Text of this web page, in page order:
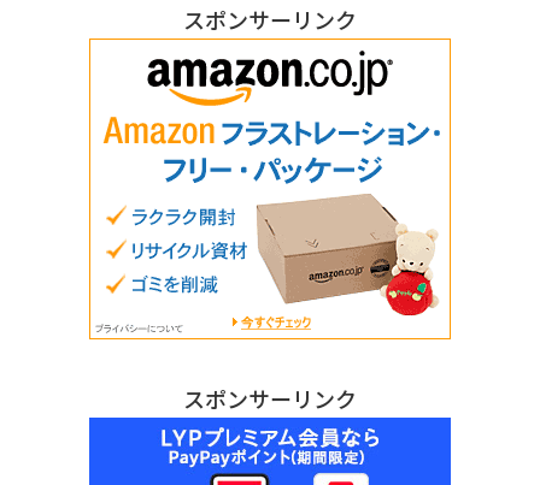
スポンサーリンク
スポンサーリンク